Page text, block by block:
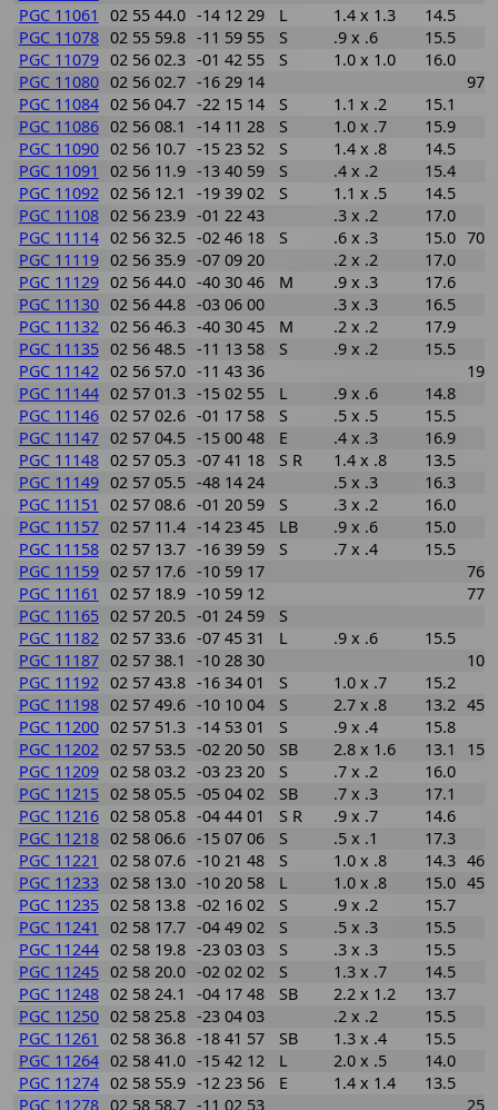
PGC 11061
02 55 44.0 -14 12 29 L 1.4 x 1.3
14.5
PGC 11078 02 55 59.8 -11 59 55 S .9 x .6
15.5
PGC 11079 02 56 02.3 -01 42 55 S 1.0 x 1.0
16.0
PGC 11080 02 56 02.7 -16 29 14
PGC 11084 02 56 04.7 -22 15 14 S 1.1 x .2
15.1
PGC 11086 02 56 08.1 -14 11 28 S 1.0 x .7
15.9
PGC 11090 02 56 10.7 -15 23 52 S 1.4 x .8
14.5
PGC 11091
02 56 11.9 -13 40 59 S .4 x .2
15.4
PGC 11092 02 56 12.1 -19 39 02 S 1.1 x .5
14.5
PGC 11108 02 56 23.9 -01 22 43 .3 x .2
17.0
PGC 11114 02 56 32.5 -02 46 18 S .6 x .3 15.0
PGC 11119 02 56 35.9 -07 09 20 .2 x .2
17.0
PGC 11129 02 56 44.0 -40 30 46 M .9 x .3
17.6
PGC 11130 02 56 44.8 -03 06 00 .3 x .3
16.5
PGC 11132 02 56 46.3 -40 30 45 M .2 x .2
17.9
PGC 11135 02 56 48.5 -11 13 58 S .9 x .2
15.5
PGC 11142 02 56 57.0 -11 43 36
PGC 11144 02 57 01.3 -15 02 55 L .9 x .6
14.8
PGC 11146 02 57 02.6 -01 17 58 S .5 x .5
15.5
PGC 11147 02 57 04.5 -15 00 48 E .4 x .3
16.9
PGC 11148 02 57 05.3 -07 41 18 S R 1.4 x .8
13.5
PGC 11149 02 57 05.5 -48 14 24 .5 x .3
16.3
PGC 11151
02 57 08.6 -01 20 59 S .3 x .2
16.0
PGC 11157 02 57 11.4 -14 23 45 LB .9 x .6
15.0
PGC 11158 02 57 13.7 -16 39 59 S .7 x .4
15.5
PGC 11159 02 57 17.6 -10 59 17
PGC 11161
02 57 18.9 -10 59 12
PGC 11165 02 57 20.5 -01 24 59
S
PGC 11182 02 57 33.6 -07 45 31 L .9 x .6
15.5
PGC 11187 02 57 38.1 -10 28 30
PGC 11192 02 57 43.8 -16 34 01 S 1.0 x .7
15.2
PGC 11198 02 57 49.6 -10 10 04 S 2.7 x .8 13.2
PGC 11200 02 57 51.3 -14 53 01 S .9 x .4
15.8
PGC 11202 02 57 53.5 -02 20 50 SB 2.8 x 1.6 13.1
PGC 11209 02 58 03.2 -03 23 20 S .7 x .2
16.0
PGC 11215 02 58 05.5 -05 04 02 SB .7 x .3
17.1
PGC 11216 02 58 05.8 -04 44 01 S R .9 x .7
14.6
PGC 11218 02 58 06.6 -15 07 06 S .5 x .1
17.3
PGC 11221
02 58 07.6 -10 21 48 S 1.0 x .8 14.3
PGC 11233 02 58 13.0 -10 20 58 L 1.0 x .8 15.0
PGC 11235 02 58 13.8 -02 16 02 S .9 x .2
15.7
PGC 11241
02 58 17.7 -04 49 02 S .5 x .3
15.5
PGC 11244 02 58 19.8 -23 03 03 S .3 x .3
15.5
PGC 11245 02 58 20.0 -02 02 02 S 1.3 x .7
14.5
PGC 11248 02 58 24.1 -04 17 48 SB 2.2 x 1.2
13.7
PGC 11250 02 58 25.8 -23 04 03 .2 x .2
15.5
PGC 11261
02 58 36.8 -18 41 57 SB 1.3 x .4
15.5
PGC 11264 02 58 41.0 -15 42 12 L 2.0 x .5
14.0
PGC 11274 02 58 55.9 -12 23 56 E 1.4 x 1.4
13.5
PGC 11278 02 58 58.7 -11 02 53